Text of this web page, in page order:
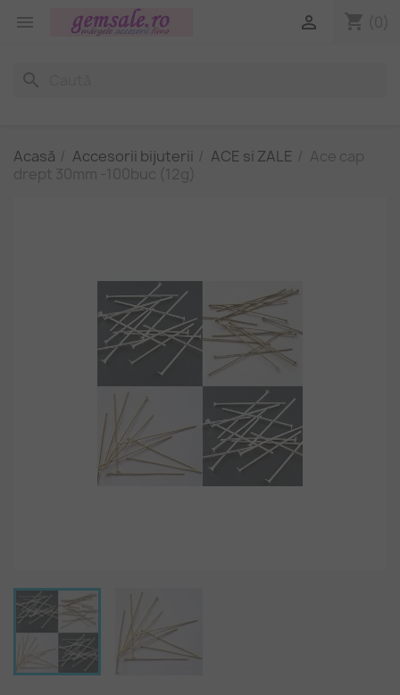
 shopping_cart (0)

search
Acasă Accesorii bijuterii ACE si ZALE
Ace cap
drept 30mm -100buc (12g)